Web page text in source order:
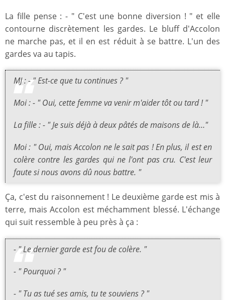
La fille pense : - " C'est une bonne diversion ! " et elle
contourne discrètement les gardes. Le bluff d'Accolon
ne marche pas, et il en est réduit à se battre. L'un des
gardes va au tapis.
MJ : - " Est-ce que tu continues ? "
Moi : - " Oui, cette femme va venir m'aider tôt ou tard ! "
La fille : - " Je suis déjà à deux pâtés de maisons de là…"
Moi : " Oui, mais Accolon ne le sait pas ! En plus, il est en
colère contre les gardes qui ne l'ont pas cru. C'est leur
faute si nous avons dû nous battre. "
Ça, c'est du raisonnement ! Le deuxième garde est mis à
terre, mais Accolon est méchamment blessé. L'échange
qui suit ressemble à peu près à ça :
- " Le dernier garde est fou de colère. "
- " Pourquoi ? "
- " Tu as tué ses amis, tu te souviens ? "